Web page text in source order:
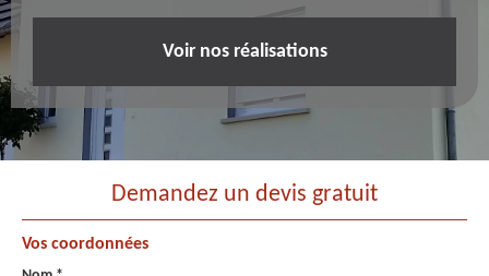
Voir nos réalisations
Demandez un devis gratuit
Vos coordonnées